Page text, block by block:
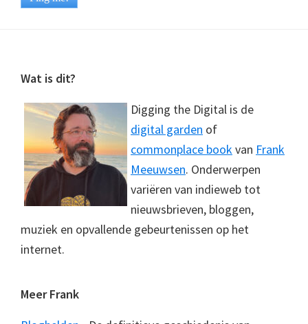
Footer
Wat is dit?
Digging the Digital is de
digital garden of
commonplace bookvan Frank
Meeuwsen. Onderwerpen
variëren van indieweb tot
nieuwsbrieven, bloggen,
muziek en opvallende gebeurtenissen op het
internet.
Meer Frank